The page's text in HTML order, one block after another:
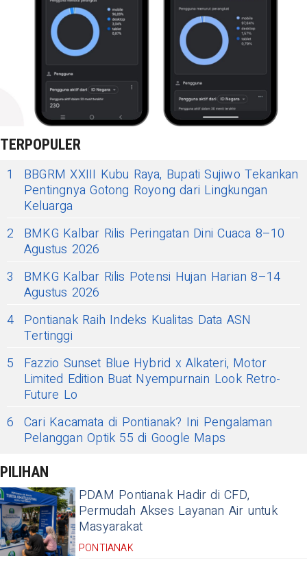
TERPOPULER
1
BBGRM XXIII Kubu Raya, Bupati Sujiwo Tekankan
Pentingnya Gotong Royong dari Lingkungan
Keluarga
2
BMKG Kalbar Rilis Peringatan Dini Cuaca 8–10
Agustus 2026
3
BMKG Kalbar Rilis Potensi Hujan Harian 8–14
Agustus 2026
4 Pontianak Raih Indeks Kualitas Data ASN
Tertinggi
5
Fazzio Sunset Blue Hybrid x Alkateri, Motor
Limited Edition Buat Nyempurnain Look Retro-
Future Lo
6 Cari Kacamata di Pontianak? Ini Pengalaman
Pelanggan Optik 55 di Google Maps
PILIHAN
PDAM Pontianak Hadir di CFD,
Permudah Akses Layanan Air untuk
Masyarakat
PONTIANAK